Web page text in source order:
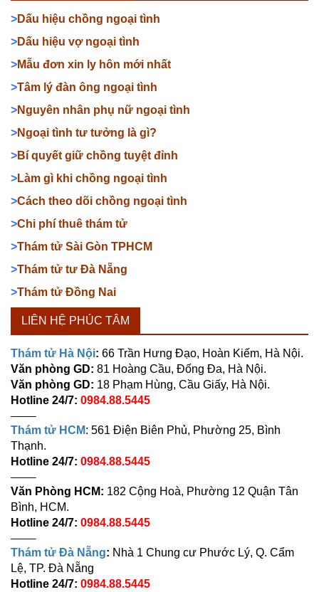
>Dấu hiệu chồng ngoại tình
>Dấu hiệu vợ ngoại tình
>Mẫu đơn xin ly hôn mới nhất
>Tâm lý đàn ông ngoại tình
>Nguyên nhân phụ nữ ngoại tình
>Ngoại tình tư tưởng là gì?
>Bí quyết giữ chồng tuyệt đỉnh
>Làm gì khi chồng ngoại tình
>Cách theo dõi chồng ngoại tình
>Chi phí thuê thám tử
>Thám tử Sài Gòn TPHCM
>Thám tử tư Đà Nẵng
>Thám tử Đồng Nai
LIÊN HỆ PHÚC TÂM
Thám tử Hà Nội: 66 Trần Hưng Đạo, Hoàn Kiếm, Hà Nội.
Văn phòng GD: 81 Hoàng Cầu, Đống Đa, Hà Nội.
Văn phòng GD: 18 Phạm Hùng, Cầu Giấy, Hà Nội.
Hotline 24/7: 0984.88.5445
——–
Thám tử HCM: 561 Điện Biên Phủ, Phường 25, Bình
Thạnh.
Hotline 24/7: 0984.88.5445
——–
Văn Phòng HCM: 182 Cộng Hoà, Phường 12 Quận Tân
Bình, HCM.
Hotline 24/7: 0984.88.5445
——–
Thám tử Đà Nẵng: Nhà 1 Chung cư Phước Lý, Q. Cẩm
Lệ, TP. Đà Nẵng
Hotline 24/7: 0984.88.5445